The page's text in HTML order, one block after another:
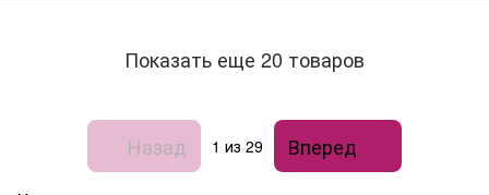
Показать еще 20 товаров
Назад 1 из 29 Вперед